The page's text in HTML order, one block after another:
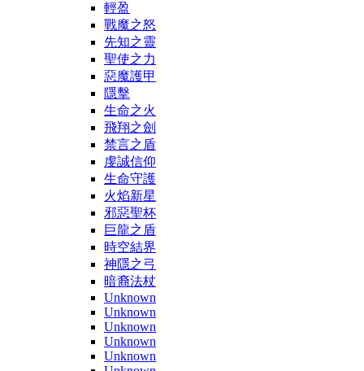
輕盈
戰魔之怒
先知之靈
聖使之力
惡魔護甲
隱擊
生命之火
飛翔之劍
禁言之盾
虔誠信仰
生命守護
火焰新星
邪惡聖杯
巨龍之盾
時空結界
神隱之弓
暗裔法杖
Unknown
Unknown
Unknown
Unknown
Unknown